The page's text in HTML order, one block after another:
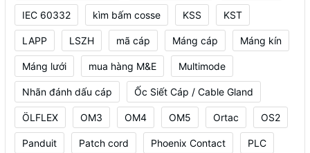
IEC 60332 kìm bấm cosse KSS KST
LAPP LSZH mã cáp Máng cáp Máng kín
Máng lưới mua hàng M&E Multimode
Nhãn đánh dấu cáp Ốc Siết Cáp / Cable Gland
ÖLFLEX OM3 OM4 OM5 Ortac OS2
Panduit Patch cord Phoenix Contact PLC